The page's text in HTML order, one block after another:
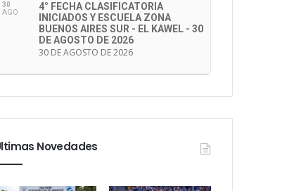
30
AGO
4° FECHA CLASIFICATORIA
INICIADOS Y ESCUELA ZONA
BUENOS AIRES SUR - EL KAWEL - 30
DE AGOSTO DE 2026
30 DE AGOSTO DE 2026
Novedades